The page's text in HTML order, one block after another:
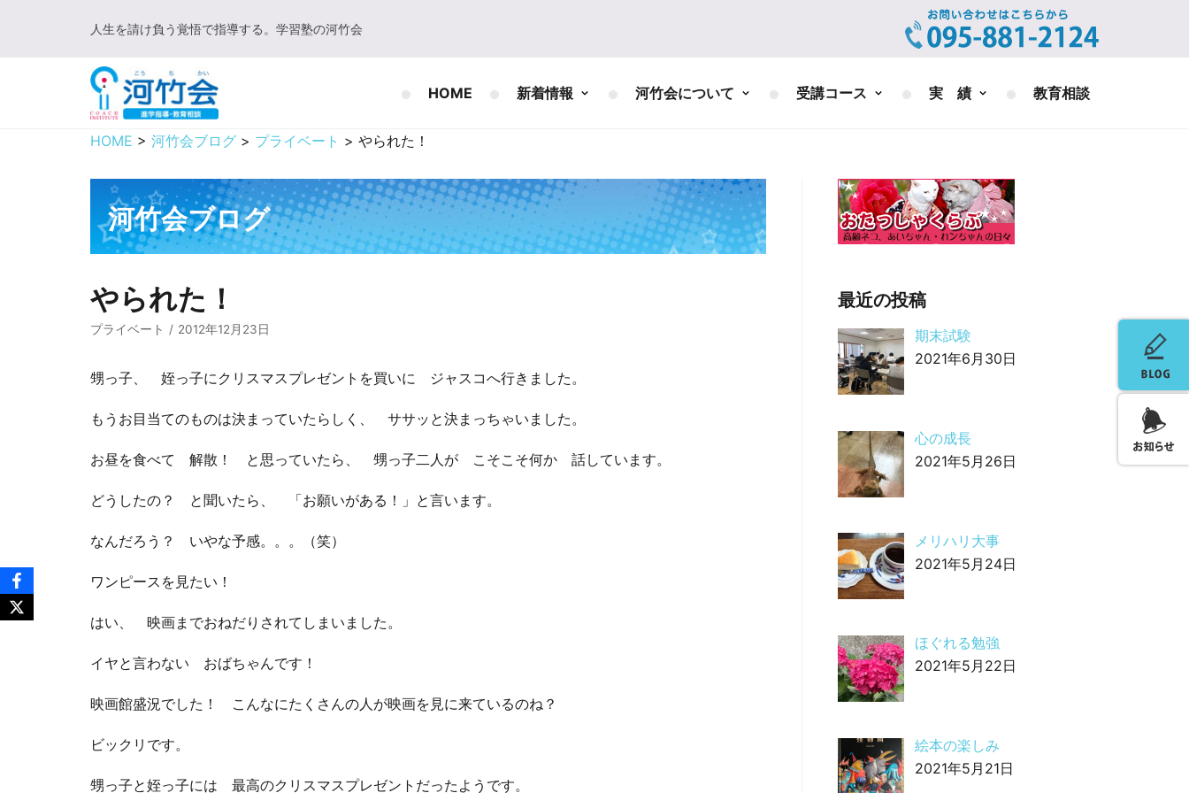
人生を請け負う覚悟で指導する。学習塾の河竹会
HOME 新着情報 河竹会について 受講コース 実 績 教育相談
HOME > 河竹会ブログ > プライベート > やられた！
河竹会ブログ
やられた！
プライベート 2012年12月23日
甥っ子、 姪っ子にクリスマスプレゼントを買いに ジャスコへ行きました。
もうお目当てのものは決まっていたらしく、 ササッと決まっちゃいました。
お昼を食べて 解散！ と思っていたら、 甥っ子二人が こそこそ何か 話しています。
どうしたの？ と聞いたら、 「お願いがある！」と言います。
なんだろう？ いやな予感。。。（笑）
ワンピースを見たい！
はい、 映画までおねだりされてしまいました。
イヤと言わない おばちゃんです！
映画館盛況でした！ こんなにたくさんの人が映画を見に来ているのね？
ビックリです。
甥っ子と姪っ子には 最高のクリスマスプレゼントだったようです。
最近の投稿
期末試験
2021年6月30日
心の成長
2021年5月26日
メリハリ大事
2021年5月24日
ほぐれる勉強
2021年5月22日
絵本の楽しみ
2021年5月21日